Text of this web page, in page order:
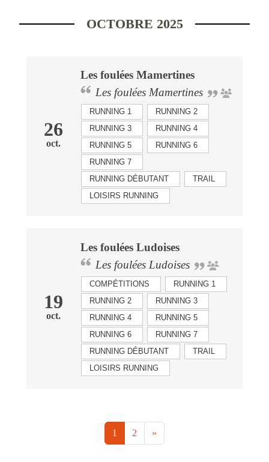
OCTOBRE 2025
26
oct.
Les foulées Mamertines
Les foulées Mamertines
RUNNING 1
RUNNING 2
RUNNING 3
RUNNING 4
RUNNING 5
RUNNING 6
RUNNING 7
RUNNING DÉBUTANT
TRAIL
LOISIRS RUNNING
19
oct.
Les foulées Ludoises
Les foulées Ludoises
COMPÉTITIONS
RUNNING 1
RUNNING 2
RUNNING 3
RUNNING 4
RUNNING 5
RUNNING 6
RUNNING 7
RUNNING DÉBUTANT
TRAIL
LOISIRS RUNNING
1 2 »